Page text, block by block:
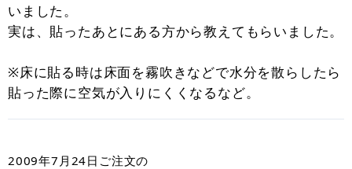
いました。
実は、貼ったあとにある方から教えてもらいました。
※床に貼る時は床面を霧吹きなどで水分を散らしたら
貼った際に空気が入りにくくなるなど。
2009年7月24日 ご注文の